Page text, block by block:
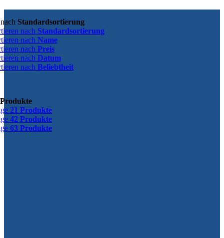
Standardsortierung
nach Standardsortierung
nach Name
nach Preis
nach Datum
nach Beliebtheit
21 Produkte
42 Produkte
63 Produkte